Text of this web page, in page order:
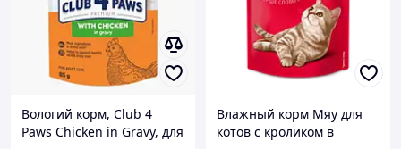
Вологий корм, Club 4
Paws Chicken in Gravy, для
Влажный корм Мяу для
котов с кроликом в